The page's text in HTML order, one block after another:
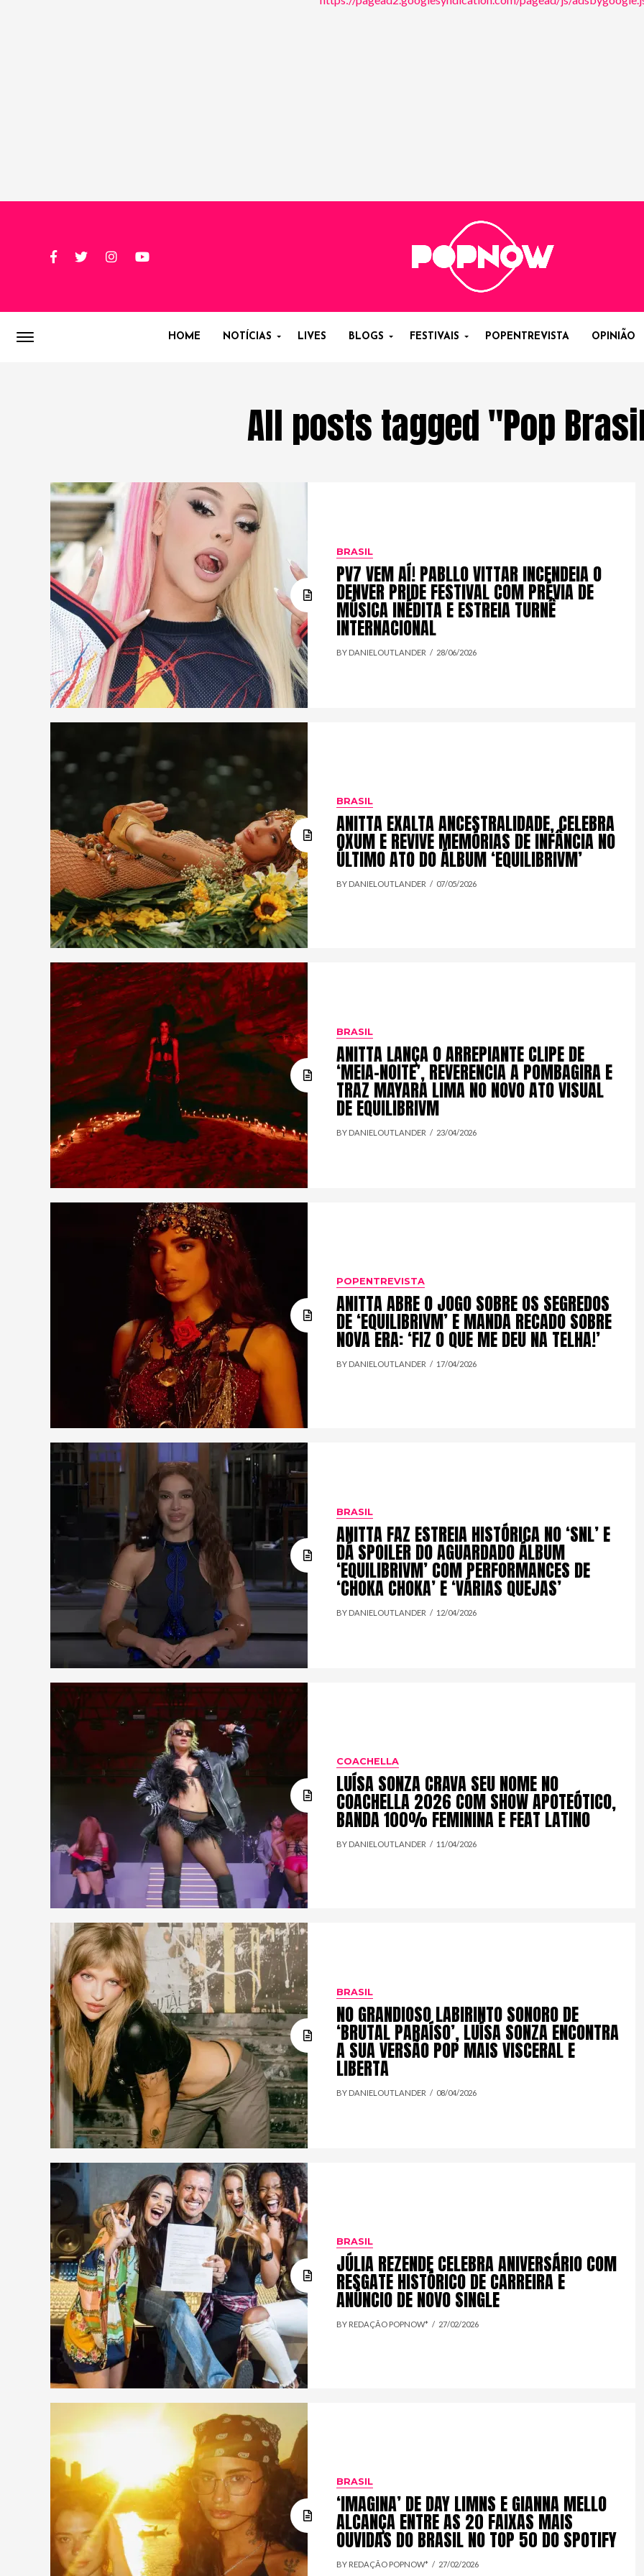
HOME NOTÍCIAS LIVES BLOGS FESTIVAIS POPENTREVISTA OPINIÃO
All posts tagged "Pop
BRASIL
PV7 VEM AÍ! PABLLO VITTAR INCENDEIA O
DENVER PRIDE FESTIVAL COM PRÉVIA DE
MÚSICA INÉDITA E ESTREIA TURNÊ
INTERNACIONAL
BY DANIELOUTLANDER 28/06/2026
BRASIL
ANITTA EXALTA ANCESTRALIDADE, CELEBRA
OXUM E REVIVE MEMÓRIAS DE INFÂNCIA NO
ÚLTIMO ATO DO ÁLBUM ‘EQUILIBRIVM’
BY DANIELOUTLANDER 07/05/2026
BRASIL
ANITTA LANÇA O ARREPIANTE CLIPE DE
‘MEIA-NOITE’, REVERENCIA A POMBAGIRA E
TRAZ MAYARA LIMA NO NOVO ATO VISUAL
DE EQUILIBRIVM
BY DANIELOUTLANDER 23/04/2026
POPENTREVISTA
ANITTA ABRE O JOGO SOBRE OS SEGREDOS
DE ‘EQUILIBRIVM’ E MANDA RECADO SOBRE
NOVA ERA: ‘FIZ O QUE ME DEU NA TELHA!’
BY DANIELOUTLANDER 17/04/2026
BRASIL
ANITTA FAZ ESTREIA HISTÓRICA NO ‘SNL’ E
DÁ SPOILER DO AGUARDADO ÁLBUM
‘EQUILIBRIVM’ COM PERFORMANCES DE
‘CHOKA CHOKA’ E ‘VÁRIAS QUEJAS’
BY DANIELOUTLANDER 12/04/2026
COACHELLA
LUÍSA SONZA CRAVA SEU NOME NO
COACHELLA 2026 COM SHOW APOTEÓTICO,
BANDA 100% FEMININA E FEAT LATINO
BY DANIELOUTLANDER 11/04/2026
BRASIL
NO GRANDIOSO LABIRINTO SONORO DE
‘BRUTAL PARAÍSO’, LUÍSA SONZA ENCONTRA
A SUA VERSÃO POP MAIS VISCERAL E
LIBERTA
BY DANIELOUTLANDER 08/04/2026
BRASIL
JÚLIA REZENDE CELEBRA ANIVERSÁRIO COM
RESGATE HISTÓRICO DE CARREIRA E
ANÚNCIO DE NOVO SINGLE
BY REDAÇÃO POPNOW* 27/02/2026
BRASIL
‘IMAGINA’ DE DAY LIMNS E GIANNA MELLO
ALCANÇA ENTRE AS 20 FAIXAS MAIS
OUVIDAS DO BRASIL NO TOP 50 DO SPOTIFY
BY REDAÇÃO POPNOW* 27/02/2026